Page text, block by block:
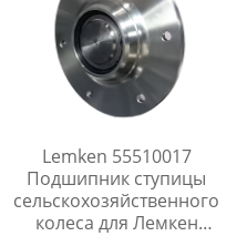
Lemken 55510017
Подшипник ступицы
сельскохозяйственного
колеса для Лемкен